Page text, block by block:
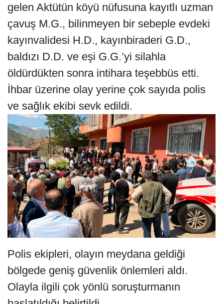
gelen Aktütün köyü nüfusuna kayıtlı uzman
çavuş M.G., bilinmeyen bir sebeple evdeki
kayınvalidesi H.D., kayınbiraderi G.D.,
baldızı D.D. ve eşi G.G.’yi silahla
öldürdükten sonra intihara teşebbüs etti.
İhbar üzerine olay yerine çok sayıda polis
ve sağlık ekibi sevk edildi.
Polis ekipleri, olayın meydana geldiği
bölgede geniş güvenlik önlemleri aldı.
Olayla ilgili çok yönlü soruşturmanın